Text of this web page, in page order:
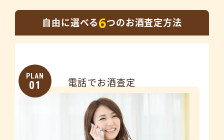
自由に選べる6つのお酒査定方法
PLAN
01 電話でお酒査定